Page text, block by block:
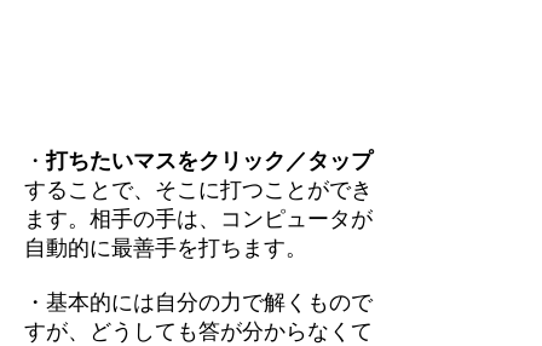
・打ちたいマスをクリック／タップ
することで、そこに打つことができ
ます。相手の手は、コンピュータが
自動的に最善手を打ちます。
・基本的には自分の力で解くもので
すが、どうしても答が分からなくて